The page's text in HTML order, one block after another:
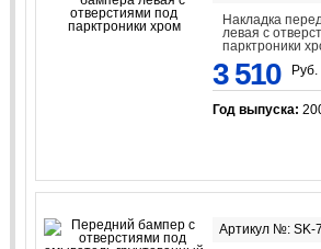
Накладка
левая с
парктроники
3 510 Руб.
Год выпуска:
Артикул №: SK-